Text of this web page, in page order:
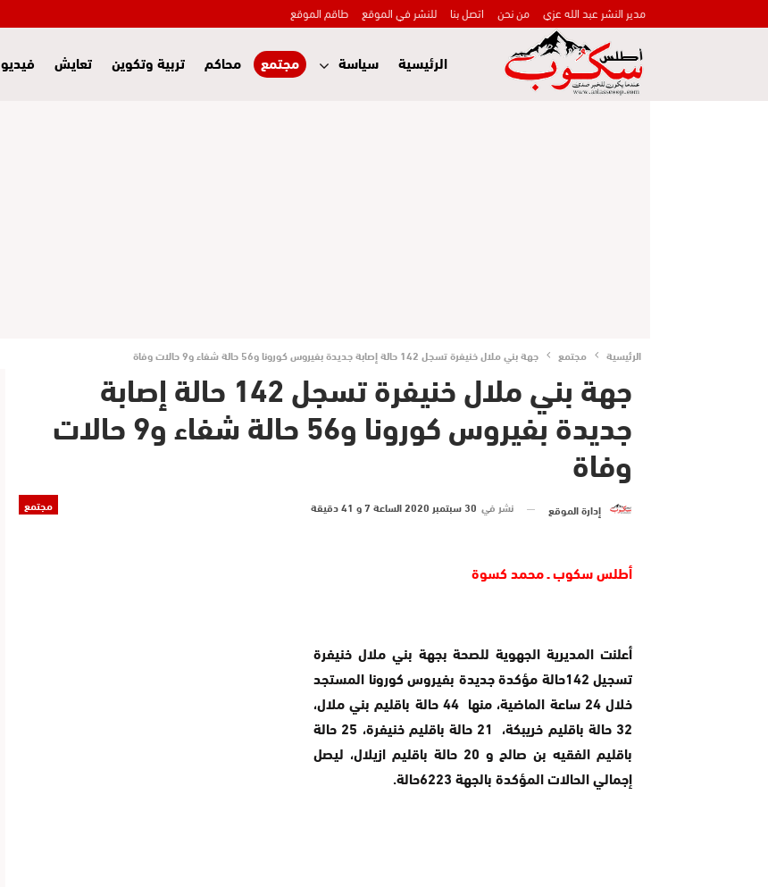
مدير النشر عبد الله عزي من نحن اتصل بنا للنشر في الموقع طاقم الموقع
الرئيسية سياسة مجتمع محاكم تربية وتكوين تعايش فيديو
الرئيسية مجتمع جهة بني ملال خنيفرة تسجل 142 حالة إصابة جديدة بفيروس كورونا و56 حالة شفاء و9 حالات وفاة
جهة بني ملال خنيفرة تسجل 142 حالة إصابة
جديدة بفيروس كورونا و56 حالة شفاء و9 حالات
وفاة
مجتمع إدارة الموقع نشر في 30 سبتمبر 2020 الساعة 7 و 41 دقيقة
أطلس سكوب ـ محمد كسوة
أعلنت المديرية الجهوية للصحة بجهة بني ملال خنيفرة
تسجيل 142حالة مؤكدة جديدة بفيروس كورونا المستجد
خلال 24 ساعة الماضية، منها 44 حالة باقليم بني ملال،
32 حالة باقليم خريبكة، 21 حالة باقليم خنيفرة، 25 حالة
باقليم الفقيه بن صالح و 20 حالة باقليم ازيلال، ليصل
إجمالي الحالات المؤكدة بالجهة 6223حالة.